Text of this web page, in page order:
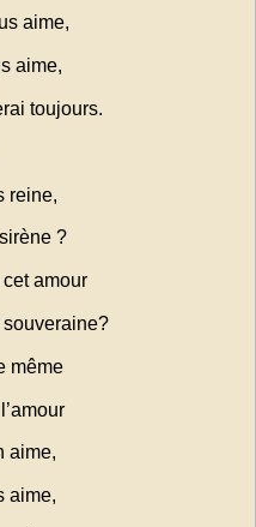
aime,
aime,
toujours.
reine,
?
cet amour
même
aime,
aime,